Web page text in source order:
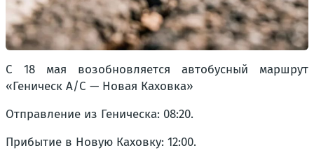
С 18 мая возобновляется автобусный маршрут
«Геническ А/С — Новая Каховка»
Отправление из Геническа: 08:20.
Прибытие в Новую Каховку: 12:00.